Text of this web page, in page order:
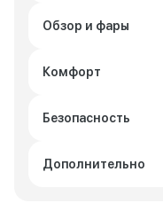
Обзор и фары
Комфорт
Безопасность
Дополнительно